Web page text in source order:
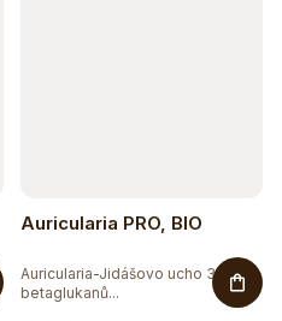
Auricularia PRO, BIO
Auricularia-Jidášovo ucho 30%
betaglukanů...